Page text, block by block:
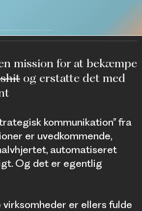
mission for at bekæmpe
og erstatte det med
kommunikation” fra
er uvedkommende,
automatiseret
Og det er egentlig
er ellers fulde